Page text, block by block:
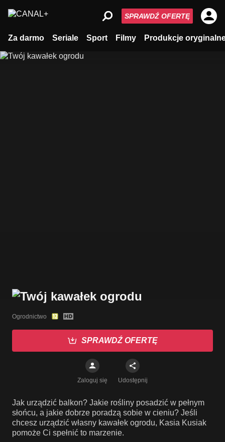
Za darmo Seriale Sport Filmy Produkcje
SPRAWDŹ OFERTĘ
Ogrodnictwo
SPRAWDŹ OFERTĘ
Zaloguj się Udostępnij
Jak urządzić balkon? Jakie rośliny posadzić w pełnym
słońcu, a jakie dobrze poradzą sobie w cieniu? Jeśli
chcesz urządzić własny kawałek ogrodu, Kasia Kusiak
pomoże Ci spełnić to marzenie.